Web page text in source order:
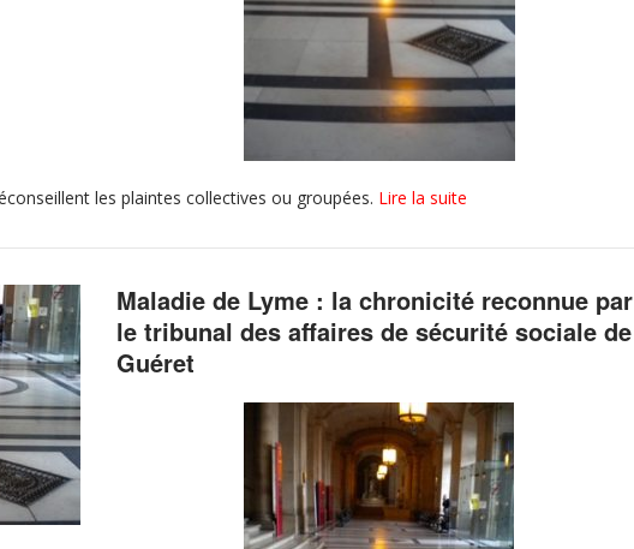
les plaintes collectives ou groupées. Lire la suite
Maladie de Lyme : la chronicité reconnue par
le tribunal des affaires de sécurité sociale de
Guéret